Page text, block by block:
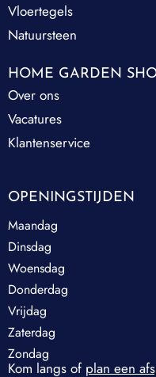
Vloertegels
Natuursteen
HOME GARDEN
Over ons
Vacatures
Klantenservice
OPENINGSTIJDEN
Maandag
Dinsdag
Woensdag
Donderdag
Vrijdag
Zaterdag
Zondag
Kom langs of plan een